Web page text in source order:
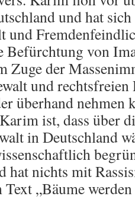
und hat
und
Befürchtung von
Zuge der
und rechtsfreien
überhand nehmen
ist, dass über
in Deutschland
hat nichts mit
„Bäume